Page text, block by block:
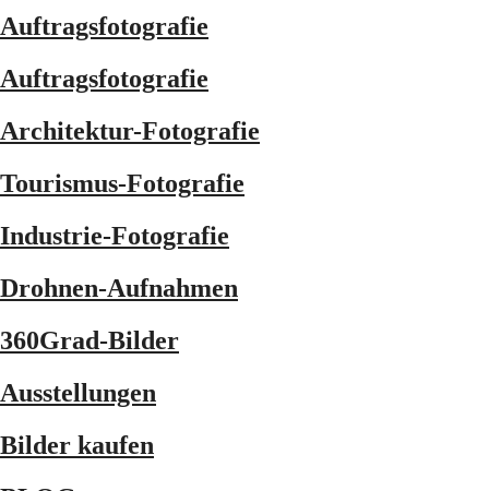
Auftragsfotografie
Auftragsfotografie
Architektur-Fotografie
Tourismus-Fotografie
Industrie-Fotografie
Drohnen-Aufnahmen
360Grad-Bilder
Ausstellungen
Bilder kaufen